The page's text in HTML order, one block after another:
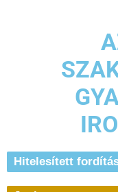
Hitelesített